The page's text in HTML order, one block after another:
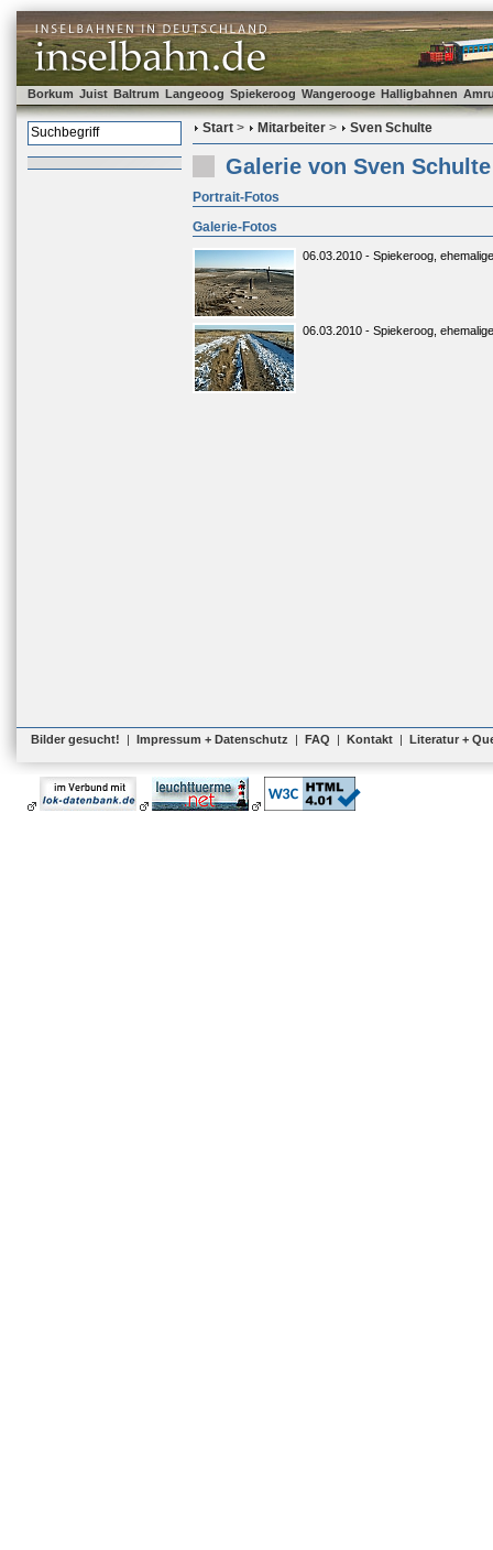
Borkum Juist Baltrum Langeoog Spiekeroog Wangerooge Halligbahnen
Start > Mitarbeiter > Sven Schulte
Galerie von Sven Schulte
Portrait-Fotos
Galerie-Fotos
06.03.2010 - Spiekeroog,
06.03.2010 - Spiekeroog,
Bilder gesucht! | Impressum + Datenschutz | FAQ | Kontakt | Literatur +